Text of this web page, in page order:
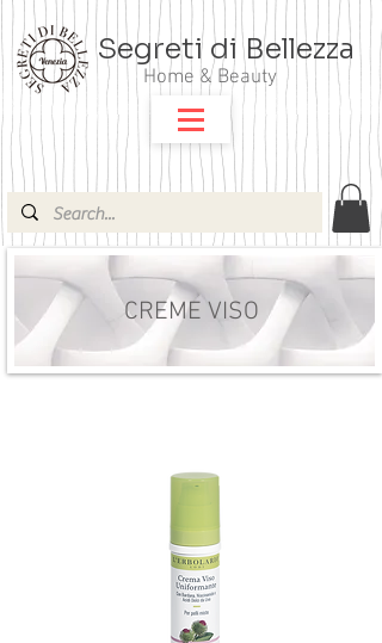
Segreti di Bellezza
Home & Beauty
CREME VISO